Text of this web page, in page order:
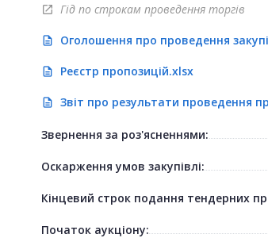
open_in_new Гід по строкам проведення торгів
description Оголошення про проведення
description Реєстр пропозицій.xlsx
description Звіт про результати проведення
Звернення за роз'ясненнями:
Оскарження умов закупівлі:
Кінцевий строк подання тендерних
Початок аукціону: